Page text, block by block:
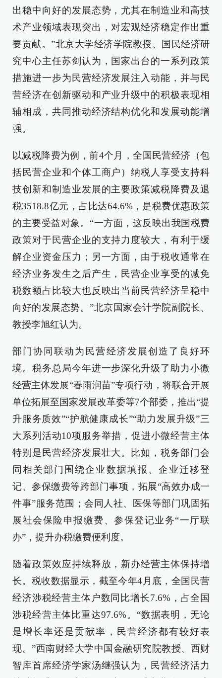
出稳中向好的发展态势，尤其在制造业和高技
术产业领域表现突出，对宏观经济稳定作出重
要贡献。”北京大学经济学院教授、国民经济研
究中心主任苏剑认为，国家出台的一系列政策
措施进一步为民营经济发展注入动能，并与民
营经济在创新驱动和产业升级中的积极表现相
辅相成，共同推动经济结构优化和发展动能增
强。
以减税降费为例，前4个月，全国民营经济（包
括民营企业和个体工商户）纳税人享受支持科
技创新和制造业发展的主要政策减税降费及退
税3518.8亿元，占比达64.6%，是税费优惠政策
的主要受益对象。“一方面，这反映出我国税费
政策对于民营企业的支持力度较大，有利于缓
解企业资金压力；另一方面，由于税收通常在
经济业务发生之后产生，民营企业享受的减免
税数额占比较大也反映出当前民营经济呈稳中
向好的发展态势。”北京国家会计学院副院长、
教授李旭红认为。
部门协同联动为民营经济发展创造了良好环
境。税务总局今年进一步深化升级了助力小微
经营主体发展“春雨润苗”专项行动，将联合开展
单位拓展至国家发展改革委等7个部委，推出“提
升服务质效”“护航健康成长”“助力发展升级”三
大系列活动10项服务举措，促进小微经营主体
特别是民营经济发展壮大。比如，税务部门会
同相关部门围绕企业数据填报、企业迁移登
记、参保缴费等跨部门事项，拓展“高效办成一
件事”服务范围；会同人社、医保等部门巩固拓
展社会保险申报缴费、参保登记业务“一厅联
办”，提升办税缴费便利度。
随着政策效应持续释放，新办经营主体保持增
长。税收数据显示，截至今年4月底，全国民营
经济涉税经营主体户数同比增长7.6%，占全国
涉税经营主体比重达97.6%。“数据表明，无论
是增长率还是贡献率，民营经济都有较好表
现。”西南财经大学中国金融研究院教授、西财
智库首席经济学家汤继强认为，民营经济活力